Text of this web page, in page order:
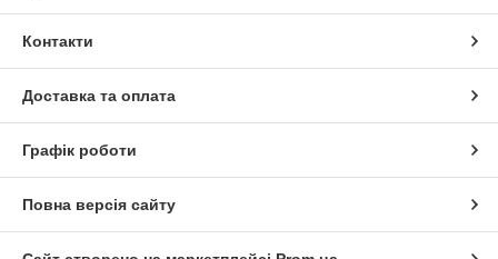
Контакти
Доставка та оплата
Графік роботи
Повна версія сайту